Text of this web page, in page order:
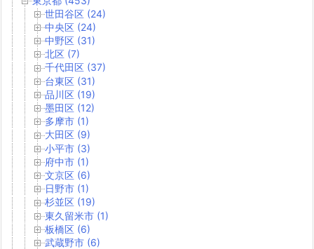
世田谷区 (24)
中央区 (24)
中野区 (31)
北区 (7)
千代田区 (37)
台東区 (31)
品川区 (19)
墨田区 (12)
多摩市 (1)
大田区 (9)
小平市 (3)
府中市 (1)
文京区 (6)
日野市 (1)
杉並区 (19)
東久留米市 (1)
板橋区 (6)
武蔵野市 (6)